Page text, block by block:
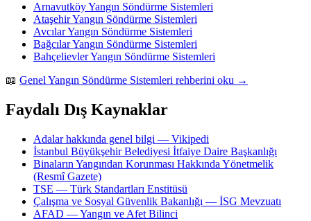
Arnavutköy Yangın Söndürme Sistemleri
Ataşehir Yangın Söndürme Sistemleri
Avcılar Yangın Söndürme Sistemleri
Bağcılar Yangın Söndürme Sistemleri
Bahçelievler Yangın Söndürme Sistemleri
📖 Genel Yangın Söndürme Sistemleri rehberini oku →
Faydalı Dış Kaynaklar
Adalar hakkında genel bilgi — Vikipedi
İstanbul Büyükşehir Belediyesi İtfaiye Daire Başkanlığı
Binaların Yangından Korunması Hakkında Yönetmelik
(Resmî Gazete)
TSE — Türk Standartları Enstitüsü
Çalışma ve Sosyal Güvenlik Bakanlığı — İSG Mevzuatı
AFAD — Yangın ve Afet Bilinci